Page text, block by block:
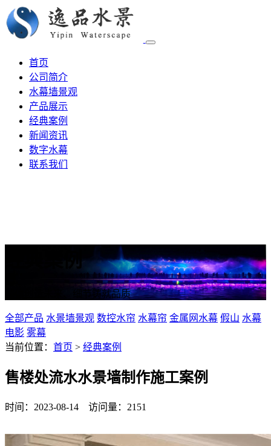
首页
公司简介
水幕墙景观
产品展示
经典案例
新闻资讯
数字水幕
联系我们
经典案例
诚信创造未来、细节铸就品质
全部产品 水景墙景观 数控水帘 水幕帘 金属网水幕 假山 水幕
电影 雾幕
当前位置： 首页 > 经典案例
售楼处流水水景墙制作施工案例
时间：2023-08-14 访问量：2151